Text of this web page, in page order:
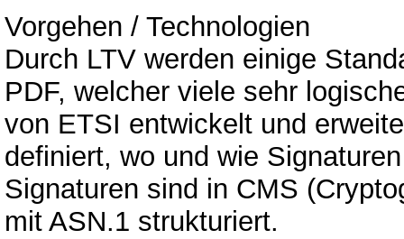
Vorgehen / Technologien
Durch LTV werden einige
PDF, welcher viele sehr
von ETSI entwickelt und
definiert, wo und wie
Signaturen sind in CMS
mit ASN.1 strukturiert.